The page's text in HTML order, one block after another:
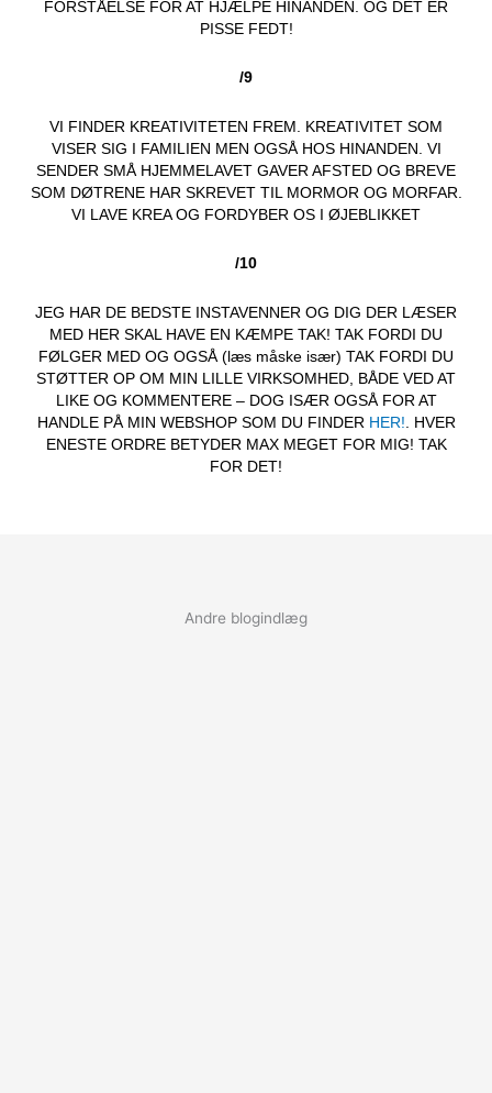
FORSTÅELSE FOR AT HJÆLPE HINANDEN. OG DET ER
PISSE FEDT!
/9
VI FINDER KREATIVITETEN FREM. KREATIVITET SOM
VISER SIG I FAMILIEN MEN OGSÅ HOS HINANDEN. VI
SENDER SMÅ HJEMMELAVET GAVER AFSTED OG BREVE
SOM DØTRENE HAR SKREVET TIL MORMOR OG MORFAR.
VI LAVE KREA OG FORDYBER OS I ØJEBLIKKET
/10
JEG HAR DE BEDSTE INSTAVENNER OG DIG DER LÆSER
MED HER SKAL HAVE EN KÆMPE TAK! TAK FORDI DU
FØLGER MED OG OGSÅ (læs måske især) TAK FORDI DU
STØTTER OP OM MIN LILLE VIRKSOMHED, BÅDE VED AT
LIKE OG KOMMENTERE – DOG ISÆR OGSÅ FOR AT
HANDLE PÅ MIN WEBSHOP SOM DU FINDER HER! . HVER
ENESTE ORDRE BETYDER MAX MEGET FOR MIG! TAK
FOR DET!
Andre blogindlæg